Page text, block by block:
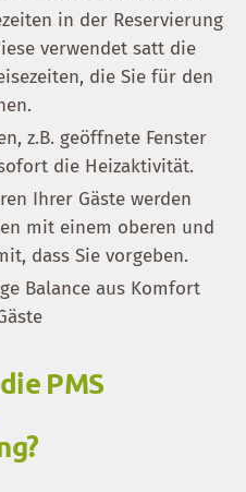
in der Reservierung
verwendet satt die
die Sie für den
z.B. geöffnete Fenster
die Heizaktivität.
Ihrer Gäste werden
mit einem oberen und
dass Sie vorgeben.
Balance aus Komfort
PMS